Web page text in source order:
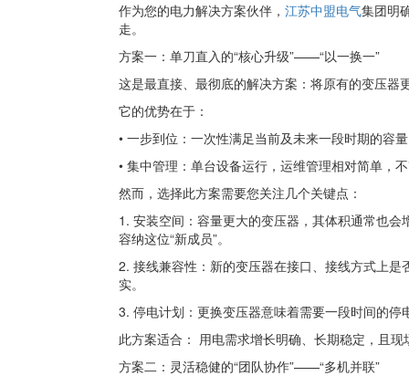
作为您的电力解决方案伙伴， 江苏中盟电气集团明
走。
方案一：单刀直入的“核心升级”——“以一换一”
这是最直接、最彻底的解决方案：将原有的变压器
它的优势在于：
• 一步到位：一次性满足当前及未来一段时期的容
• 集中管理：单台设备运行，运维管理相对简单，
然而，选择此方案需要您关注几个关键点：
1. 安装空间：容量更大的变压器，其体积通常也
容纳这位“新成员”。
2. 接线兼容性：新的变压器在接口、接线方式上
实。
3. 停电计划：更换变压器意味着需要一段时间的
此方案适合： 用电需求增长明确、长期稳定，且
方案二：灵活稳健的“团队协作”——“多机并联”